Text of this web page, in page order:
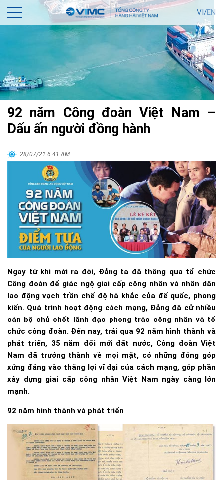
VI/EN
92 năm Công đoàn Việt Nam –
Dấu ấn người đồng hành
28/07/21 6:41 AM
Ngay từ khi mới ra đời, Đảng ta đã thông qua tổ chức
Công đoàn để giác ngộ giai cấp công nhân và nhân dân
lao động vạch trần chế độ hà khắc của đế quốc, phong
kiến. Quá trình hoạt động cách mạng, Đảng đã cử nhiều
cán bộ chủ chốt lãnh đạo phong trào công nhân và tổ
chức công đoàn. Đến nay, trải qua 92 năm hình thành và
phát triển, 35 năm đổi mới đất nước, Công đoàn Việt
Nam đã trưởng thành về mọi mặt, có những đóng góp
xứng đáng vào thắng lợi vĩ đại của cách mạng, góp phần
xây dựng giai cấp công nhân Việt Nam ngày càng lớn
mạnh.
92 năm hình thành và phát triển